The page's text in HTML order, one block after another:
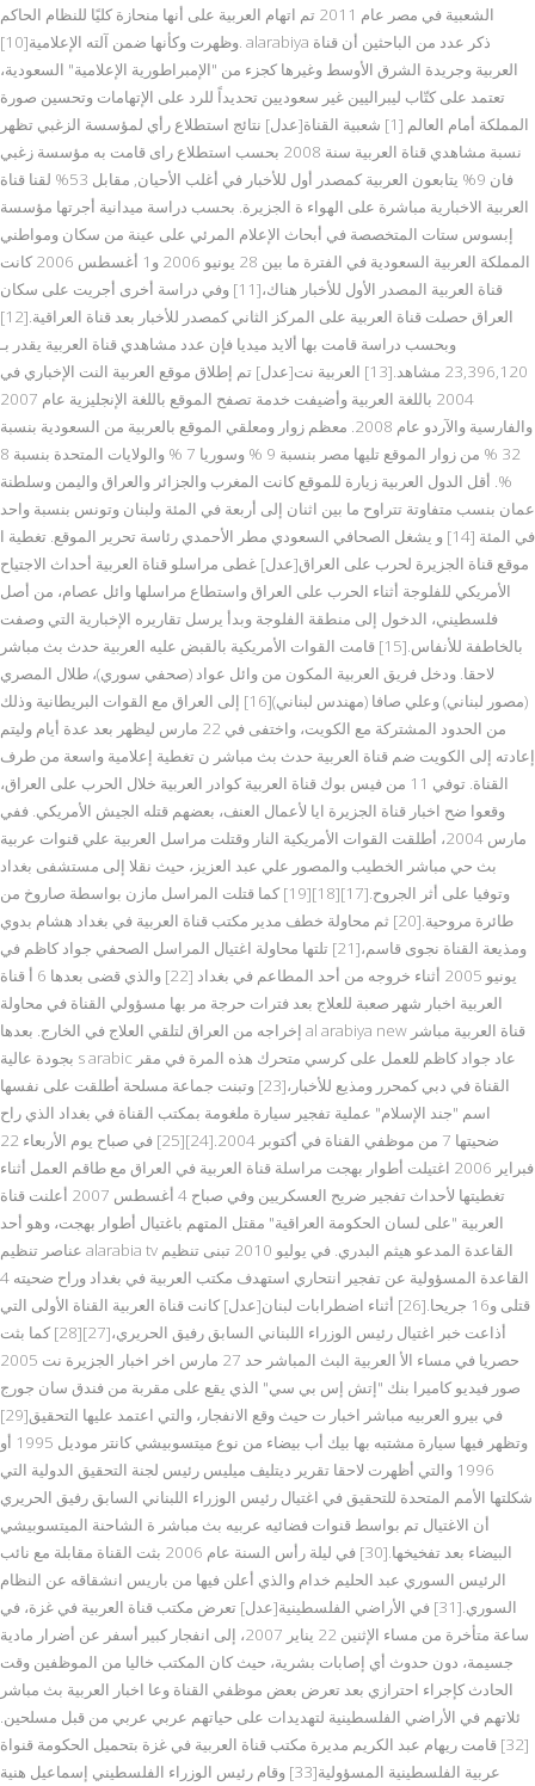
الشعبية في مصر عام 2011 تم اتهام العربية على أنها منحازة كليًا للنظام الحاكم
وظهرت وكأنها ضمن آلته الإعلامية[10]. alarabiya ذكر عدد من الباحثين أن قناة
العربية وجريدة الشرق الأوسط وغيرها كجزء من "الإمبراطورية الإعلامية" السعودية،
تعتمد على كتّاب ليبراليين غير سعوديين تحديداً للرد على الإتهامات وتحسين صورة
المملكة أمام العالم [1] شعبية القناة[عدل] نتائج استطلاع رأي لمؤسسة الزغبي تظهر
نسبة مشاهدي قناة العربية سنة 2008 بحسب استطلاع راى قامت به مؤسسة زغبي
فان 9% يتابعون العربية كمصدر أول للأخبار في أغلب الأحيان, مقابل 53% لقنا قناة
العربية الاخبارية مباشرة على الهواء ة الجزيرة. بحسب دراسة ميدانية أجرتها مؤسسة
إبسوس ستات المتخصصة في أبحاث الإعلام المرئي على عينة من سكان ومواطني
المملكة العربية السعودية في الفترة ما بين 28 يونيو 2006 و1 أغسطس 2006 كانت
قناة العربية المصدر الأول للأخبار هناك،[11] وفي دراسة أخرى أجريت على سكان
العراق حصلت قناة العربية على المركز الثاني كمصدر للأخبار بعد قناة العراقية.[12]
وبحسب دراسة قامت بها ألايد ميديا فإن عدد مشاهدي قناة العربية يقدر بـ
23,396,120 مشاهد.[13] العربية نت[عدل] تم إطلاق موقع العربية النت الإخباري في
2004 باللغة العربية وأضيفت خدمة تصفح الموقع باللغة الإنجليزية عام 2007
والفارسية والآردو عام 2008. معظم زوار ومعلقي الموقع بالعربية من السعودية بنسبة
32 % من زوار الموقع تليها مصر بنسبة 9 % وسوريا 7 % والولايات المتحدة بنسبة 8
%. أقل الدول العربية زيارة للموقع كانت المغرب والجزائر والعراق واليمن وسلطنة
عمان بنسب متفاوتة تتراوح ما بين اثنان إلى أربعة في المئة ولبنان وتونس بنسبة واحد
في المئة [14] و يشغل الصحافي السعودي مطر الأحمدي رئاسة تحرير الموقع. تغطية ا
موقع قناة الجزيرة لحرب على العراق[عدل] غطى مراسلو قناة العربية أحداث الاجتياح
الأمريكي للفلوجة أثناء الحرب على العراق واستطاع مراسلها وائل عصام، من أصل
فلسطيني، الدخول إلى منطقة الفلوجة وبدأ يرسل تقاريره الإخبارية التي وصفت
بالخاطفة للأنفاس.[15] قامت القوات الأمريكية بالقبض عليه العربية حدث بث مباشر
لاحقا. ودخل فريق العربية المكون من وائل عواد (صحفي سوري)، طلال المصري
(مصور لبناني) وعلي صافا (مهندس لبناني)[16] إلى العراق مع القوات البريطانية وذلك
من الحدود المشتركة مع الكويت، واختفى في 22 مارس ليظهر بعد عدة أيام وليتم
إعادته إلى الكويت ضم قناة العربية حدث بث مباشر ن تغطية إعلامية واسعة من طرف
القناة. توفي 11 من فيس بوك قناة العربية كوادر العربية خلال الحرب على العراق،
وقعوا ضح اخبار قناة الجزيرة ايا لأعمال العنف، بعضهم قتله الجيش الأمريكي. ففي
مارس 2004، أطلقت القوات الأمريكية النار وقتلت مراسل العربية علي قنوات عربية
بث حي مباشر الخطيب والمصور علي عبد العزيز، حيث نقلا إلى مستشفى بغداد
وتوفيا على أثر الجروح.[17][18][19] كما قتلت المراسل مازن بواسطة صاروخ من
طائرة مروحية.[20] ثم محاولة خطف مدير مكتب قناة العربية في بغداد هشام بدوي
ومذيعة القناة نجوى قاسم،[21] تلتها محاولة اغتيال المراسل الصحفي جواد كاظم في
يونيو 2005 أثناء خروجه من أحد المطاعم في بغداد [22] والذي قضى بعدها 6 أ قناة
العربية اخبار شهر صعبة للعلاج بعد فترات حرجة مر بها مسؤولي القناة في محاولة
إخراجه من العراق لتلقي العلاج في الخارج. بعدها al arabiya new قناة العربية مباشر
بجودة عالية s arabic عاد جواد كاظم للعمل على كرسي متحرك هذه المرة في مقر
القناة في دبي كمحرر ومذيع للأخبار،[23] وتبنت جماعة مسلحة أطلقت على نفسها
اسم "جند الإسلام" عملية تفجير سيارة ملغومة بمكتب القناة في بغداد الذي راح
ضحيتها 7 من موظفي القناة في أكتوبر 2004.[24][25] في صباح يوم الأربعاء 22
فبراير 2006 اغتيلت أطوار بهجت مراسلة قناة العربية في العراق مع طاقم العمل أثناء
تغطيتها لأحداث تفجير ضريح العسكريين وفي صباح 4 أغسطس 2007 أعلنت قناة
العربية "على لسان الحكومة العراقية" مقتل المتهم باغتيال أطوار بهجت، وهو أحد
عناصر تنظيم alarabia tv القاعدة المدعو هيثم البدري. في يوليو 2010 تبنى تنظيم
القاعدة المسؤولية عن تفجير انتحاري استهدف مكتب العربية في بغداد وراح ضحيته 4
قتلى و16 جريحا.[26] أثناء اضطرابات لبنان[عدل] كانت قناة العربية القناة الأولى التي
أذاعت خبر اغتيال رئيس الوزراء اللبناني السابق رفيق الحريري،[27][28] كما بثت
حصريا في مساء الأ العربية البث المباشر حد 27 مارس اخر اخبار الجزيرة نت 2005
صور فيديو كاميرا بنك "إتش إس بي سي" الذي يقع على مقربة من فندق سان جورج
في بيرو العربيه مباشر اخبار ت حيث وقع الانفجار، والتي اعتمد عليها التحقيق[29]
وتظهر فيها سيارة مشتبه بها بيك أب بيضاء من نوع ميتسوبيشي كانتر موديل 1995 أو
1996 والتي أظهرت لاحقا تقرير ديتليف ميليس رئيس لجنة التحقيق الدولية التي
شكلتها الأمم المتحدة للتحقيق في اغتيال رئيس الوزراء اللبناني السابق رفيق الحريري
أن الاغتيال تم بواسط قنوات فضائيه عربيه بث مباشر ة الشاحنة الميتسوبيشي
البيضاء بعد تفخيخها.[30] في ليلة رأس السنة عام 2006 بثت القناة مقابلة مع نائب
الرئيس السوري عبد الحليم خدام والذي أعلن فيها من باريس انشقاقه عن النظام
السوري.[31] في الأراضي الفلسطينية[عدل] تعرض مكتب قناة العربية في غزة، في
ساعة متأخرة من مساء الإثنين 22 يناير 2007، إلى انفجار كبير أسفر عن أضرار مادية
جسيمة، دون حدوث أي إصابات بشرية، حيث كان المكتب خاليا من الموظفين وقت
الحادث كإجراء احترازي بعد تعرض بعض موظفي القناة وعا اخبار العربية بث مباشر
ئلاتهم في الأراضي الفلسطينية لتهديدات على حياتهم عربي عربي من قبل مسلحين.
[32] قامت ريهام عبد الكريم مديرة مكتب قناة العربية في غزة بتحميل الحكومة قنواة
عربية الفلسطينية المسؤولية[33] وقام رئيس الوزراء الفلسطيني إسماعيل هنية